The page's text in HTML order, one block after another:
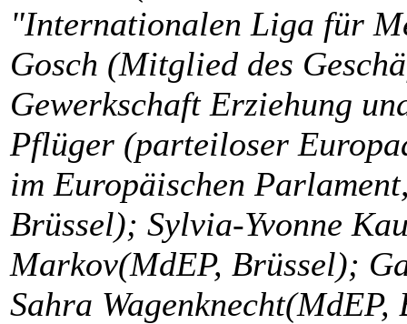
"Internationalen Liga für
Gosch (Mitglied des
Gewerkschaft Erziehung
Pflüger (parteiloser
im Europäischen
Brüssel); Sylvia-Yvonne
Markov(MdEP, Brüssel);
Sahra Wagenknecht(MdEP,